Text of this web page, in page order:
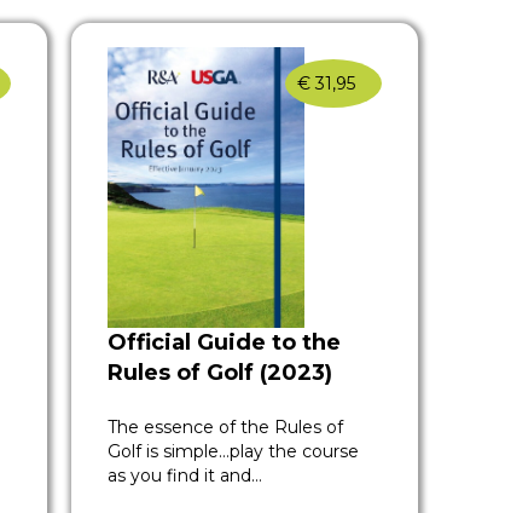
€31,95
Official Guide to the
Rules of Golf (2023)
The essence of the Rules of
Golf is simple…play the course
as you find it and…